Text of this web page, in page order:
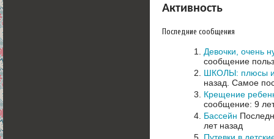
Активность
Последние сообщения
Девочки, очень
сообщение
ШКОЛЫ: плюсы и
назад. Самое
Крещение
сообщение: 9
Бассейн
лет назад
Путевки в